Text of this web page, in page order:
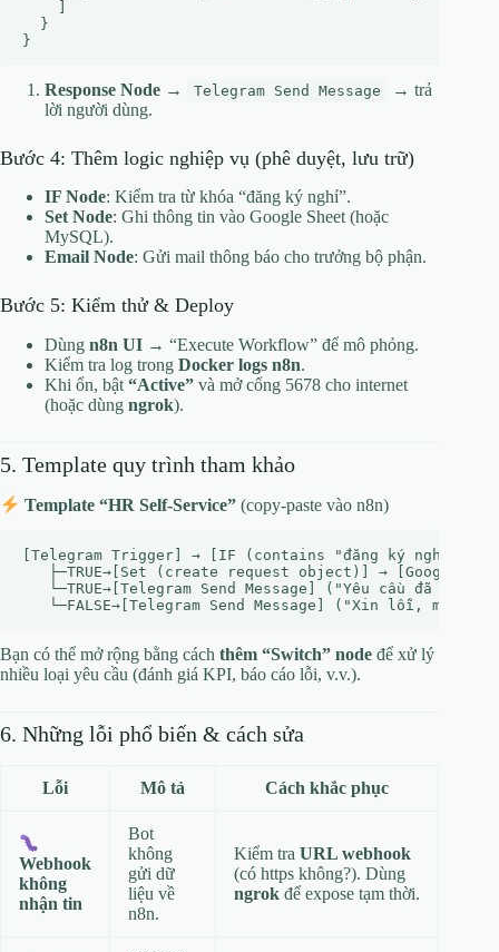
  }
Response Node → Telegram Send Message
→ trả
lời người dùng.
Bước 4: Thêm logic nghiệp vụ (phê duyệt, lưu trữ)
IF Node: Kiểm tra từ khóa “đăng ký nghỉ”.
Set Node: Ghi thông tin vào Google Sheet (hoặc
MySQL).
Email Node: Gửi mail thông báo cho trưởng bộ phận.
Bước 5: Kiểm thử & Deploy
Dùng n8n UI → “Execute Workflow” để mô phỏng.
Kiểm tra log trong Docker logs n8n.
Khi ổn, bật “Active” và mở cổng 5678 cho internet
(hoặc dùng ngrok).
5. Template quy trình tham khảo
Template “HR Self‑Service” (copy‑paste vào n8n)
[Telegram Trigger] → [IF (contains "đăng ký nghỉ")]
├─TRUE→[Set (create request object)] → [Google
└─TRUE→[Telegram Send Message] ("Yêu cầu đã ghi
Bạn có thể mở rộng bằng cách thêm “Switch” node để xử lý
nhiều loại yêu cầu (đánh giá KPI, báo cáo lỗi, v.v.).
6. Những lỗi phổ biến & cách sửa
Lỗi Mô tả Cách khắc phục
Webhook
không
nhận tin
Bot
không
gửi dữ
liệu về
n8n.
Kiểm tra URL webhook
(có https không?). Dùng
ngrok để expose tạm thời.